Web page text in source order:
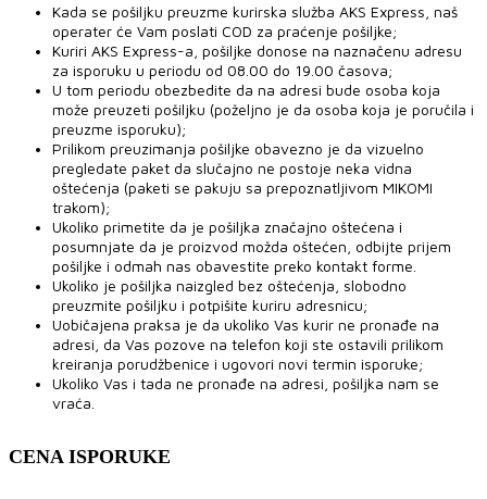
Kada se pošiljku preuzme kurirska služba AKS Express, naš
operater će Vam poslati COD za praćenje pošiljke;
Kuriri AKS Express-a, pošiljke donose na naznačenu adresu
za isporuku u periodu od 08.00 do 19.00 časova;
U tom periodu obezbedite da na adresi bude osoba koja
može preuzeti pošiljku (poželjno je da osoba koja je poručila i
preuzme isporuku);
Prilikom preuzimanja pošiljke obavezno je da vizuelno
pregledate paket da slučajno ne postoje neka vidna
oštećenja (paketi se pakuju sa prepoznatljivom MIKOMI
trakom);
Ukoliko primetite da je pošiljka značajno oštećena i
posumnjate da je proizvod možda oštećen, odbijte prijem
pošiljke i odmah nas obavestite preko kontakt forme.
Ukoliko je pošiljka naizgled bez oštećenja, slobodno
preuzmite pošiljku i potpišite kuriru adresnicu;
Uobičajena praksa je da ukoliko Vas kurir ne pronađe na
adresi, da Vas pozove na telefon koji ste ostavili prilikom
kreiranja porudžbenice i ugovori novi termin isporuke;
Ukoliko Vas i tada ne pronađe na adresi, pošiljka nam se
vraća.
CENA ISPORUKE